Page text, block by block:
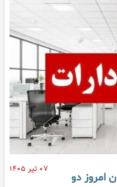
۰۷ تیر ۱۴۰۵
امروز دو